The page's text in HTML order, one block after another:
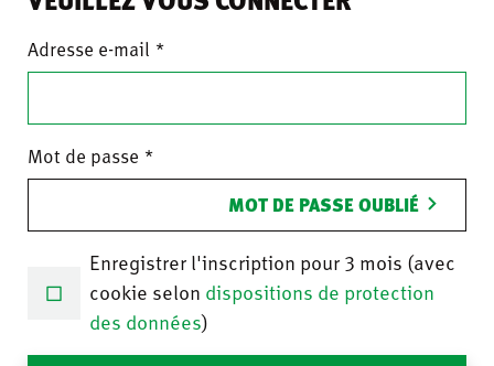
Adresse e-mail
Mot de passe
MOT DE PASSE OUBLIÉ
Enregistrer l'inscription pour 3 mois (avec
cookie selon dispositions de protection
des données)